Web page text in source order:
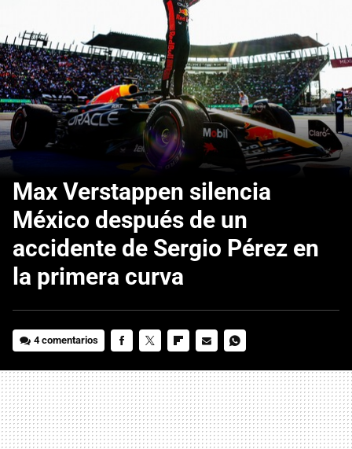
Max Verstappen silencia
México después de un
accidente de Sergio Pérez en
la primera curva
4 comentarios
MAIL